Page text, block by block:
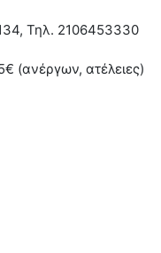
Τηλ. 2106453330
(ανέργων, ατέλειες)